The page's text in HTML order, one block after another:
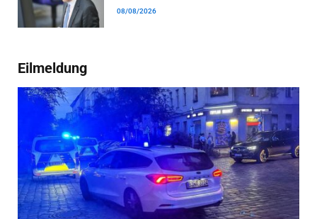
08/08/2026
Eilmeldung